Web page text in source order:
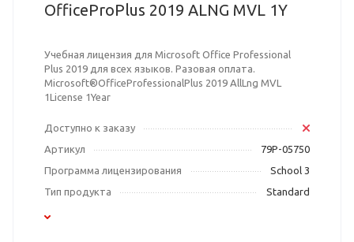
OfficeProPlus 2019 ALNG MVL 1Y
Учебная лицензия для Microsoft Office Professional
Plus 2019 для всех языков. Разовая оплата.
Microsoft®OfficeProfessionalPlus 2019 AllLng MVL
1License 1Year
Доступно к заказу
Артикул
79P-05750
Программа лицензирования
School 3
Тип продукта
Standard